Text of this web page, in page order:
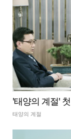
'태양의 계절'
태양의 계절